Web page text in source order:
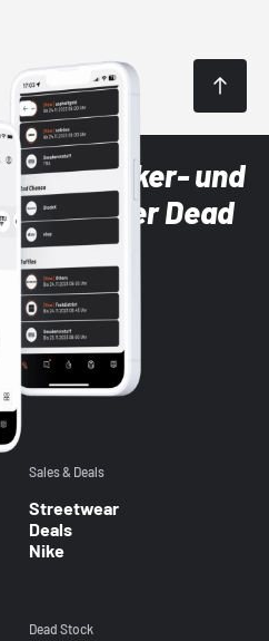
Sneaker- und
mit der Dead
Sales & Deals
Streetwear
Deals
Nike
Dead Stock